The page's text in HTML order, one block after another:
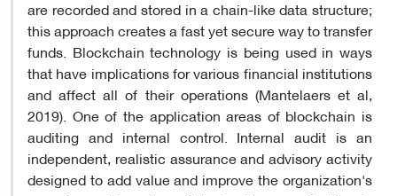
are recorded and stored in a chain-like data structure;
this approach creates a fast yet secure way to transfer
funds. Blockchain technology is being used in ways
that have implications for various financial institutions
and affect all of their operations (Mantelaers et al,
2019). One of the application areas of blockchain is
auditing and internal control. Internal audit is an
independent, realistic assurance and advisory activity
designed to add value and improve the organization's